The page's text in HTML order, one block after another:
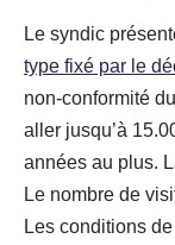
Le syndic
type fixé par le
non-conformité
aller jusqu’à
années au plus.
Le nombre de
Les conditions